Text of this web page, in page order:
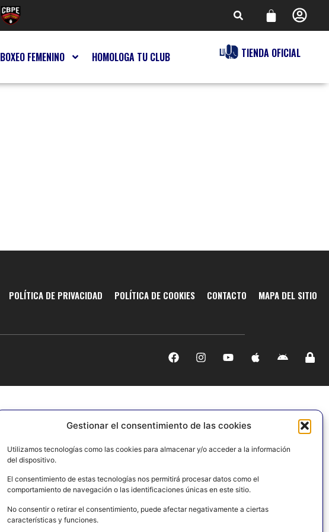
Gestionar el consentimiento de las cookies
Utilizamos tecnologías como las cookies para almacenar y/o acceder a la información
del dispositivo.
El consentimiento de estas tecnologías nos permitirá procesar datos como el
comportamiento de navegación o las identificaciones únicas en este sitio.
No consentir o retirar el consentimiento, puede afectar negativamente a ciertas
características y funciones.
BOXEO FEMENINO HOMOLOGA TU CLUB TIENDA OFICIAL
POLÍTICA DE PRIVACIDAD POLÍTICA DE COOKIES CONTACTO MAPA DEL SITIO